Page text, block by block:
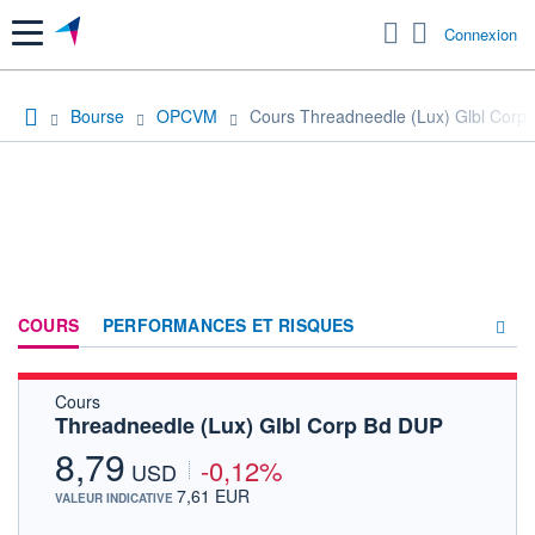
Menu Connexion
Bourse OPCVM Cours Threadneedle (Lux) Glbl Corp
COURS PERFORMANCES ET RISQUES
Cours
Threadneedle (Lux) Glbl Corp Bd DUP
8,79 USD -0,12%
VALEUR INDICATIVE 7,61 EUR